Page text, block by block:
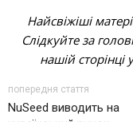
Найсвіжіші
Слідкуйте за
нашій сторінці
попередня стаття
NuSeed виводить на